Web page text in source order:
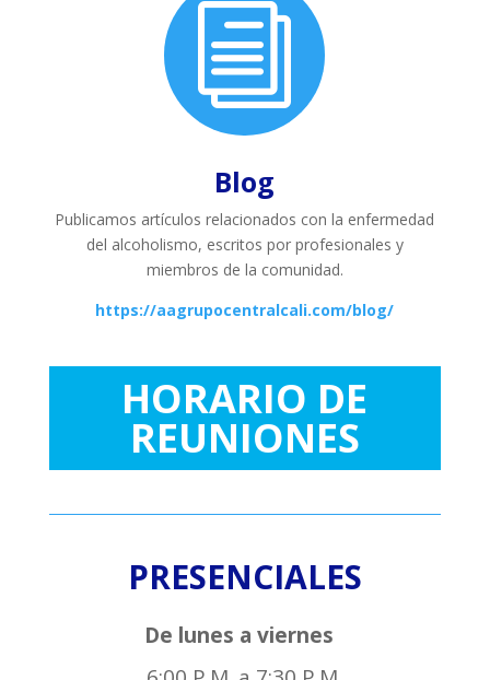
i
Blog
Publicamos artículos relacionados con la enfermedad
del alcoholismo, escritos por profesionales y
miembros de la comunidad.
https://aagrupocentralcali.com/blog/
HORARIO DE
REUNIONES
PRESENCIALES
De lunes a viernes